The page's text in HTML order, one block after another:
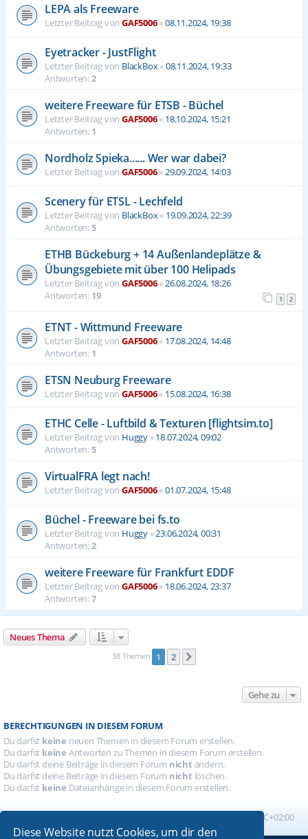
Diese Website nutzt Cookies, um dir den
LEPA als Freeware
Letzter Beitrag von GAF5006«08.11.2024, 19:38
Eyetracker - JustFlight
Letzter Beitrag von BlackBox«08.11.2024, 19:33
Antworten:2
weitere Freeware für ETSB - Büchel
Letzter Beitrag von GAF5006« 18.10.2024, 15:21
Antworten: 1
Nordholz Spieka...... Wer war dabei?
Letzter Beitrag von GAF5006«29.09.2024, 14:03
Scenery für ETSL - Lechfeld
Letzter Beitrag von BlackBox« 19.09.2024, 22:39
Antworten:5
ETHB Bückeburg + 14 Außenlandeplätze &
Übungsgebiete mit über 100 Helipads
Letzter Beitrag von GAF5006«26.08.2024, 18:26
Antworten: 19 1 2
ETNT - Wittmund Freeware
Letzter Beitrag von GAF5006« 17.08.2024, 14:48
Antworten: 1
ETSN Neuburg Freeware
Letzter Beitrag von GAF5006« 15.08.2024, 16:38
ETHC Celle - Luftbild & Texturen [flightsim.to]
Letzter Beitrag von Huggy«18.07.2024, 09:02
Antworten:5
VirtualFRA legt nach!
Letzter Beitrag von GAF5006«01.07.2024, 15:48
Büchel - Freeware bei fs.to
Letzter Beitrag von Huggy«23.06.2024, 00:31
Antworten:2
weitere Freeware für Frankfurt EDDF
Letzter Beitrag von GAF5006« 18.06.2024, 23:37
Antworten:7
Neues Thema
38 Themen 1 2
Gehe zu
BERECHTIGUNGEN IN DIESEM FORUM
Du darfst keine neuen Themen in diesem Forum erstellen.
Du darfst keine Antworten zu Themen in diesem Forum erstellen.
Du darfst deine Beiträge in diesem Forum nicht ändern.
Du darfst deine Beiträge in diesem Forum nicht löschen.
Du darfst keine Dateianhänge in diesem Forum erstellen.
UTC+02:00